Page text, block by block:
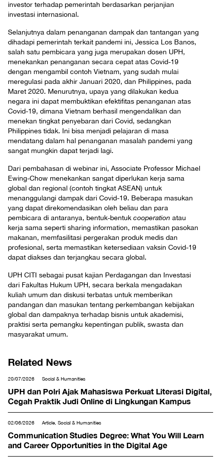
investor terhadap pemerintah berdasarkan perjanjian
investasi internasional.
Selanjutnya dalam penanganan dampak dan tantangan yang
dihadapi pemerintah terkait pandemi ini, Jessica Los Banos,
salah satu pembicara yang juga merupakan dosen UPH,
menekankan penanganan secara cepat atas Covid-19
dengan mengambil contoh Vietnam, yang sudah mulai
meregulasi pada akhir Januari 2020, dan Philippines, pada
Maret 2020. Menurutnya, upaya yang dilakukan kedua
negara ini dapat membuktikan efektifitas penanganan atas
Covid-19, dimana Vietnam berhasil mengendalikan dan
menekan tingkat penyebaran dari Covid, sedangkan
Philippines tidak. Ini bisa menjadi pelajaran di masa
mendatang dalam hal penanganan masalah pandemi yang
sangat mungkin dapat terjadi lagi.
Dari pembahasan di webinar ini, Associate Professor Michael
Ewing-Chow menekankan sangat diperlukan kerja sama
global dan regional (contoh tingkat ASEAN) untuk
menanggulangi dampak dari Covid-19. Beberapa masukan
yang dapat direkomendasikan oleh beliau dan para
pembicara di antaranya, bentuk-bentuk cooperation atau
kerja sama seperti sharing information, memastikan pasokan
makanan, memfasilitasi pergerakan produk medis dan
profesional, serta memastikan ketersediaan vaksin Covid-19
dapat diakses dan terjangkau secara global.
UPH CITI sebagai pusat kajian Perdagangan dan Investasi
dari Fakultas Hukum UPH, secara berkala mengadakan
kuliah umum dan diskusi terbatas untuk memberikan
pandangan dan masukan tentang perkembangan kebijakan
global dan dampaknya terhadap bisnis untuk akademisi,
praktisi serta pemangku kepentingan publik, swasta dan
masyarakat umum.
Related News
20/07/2026 Social & Humanities
UPH dan Polri Ajak Mahasiswa Perkuat Literasi Digital,
Cegah Praktik Judi Online di Lingkungan Kampus
02/06/2026 Article, Social & Humanities
Communication Studies Degree: What You Will Learn
and Career Opportunities in the Digital Age